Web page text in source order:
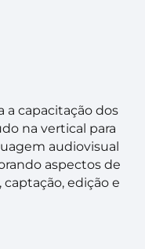
a capacitação dos
na vertical para
audiovisual
aspectos de
edição e